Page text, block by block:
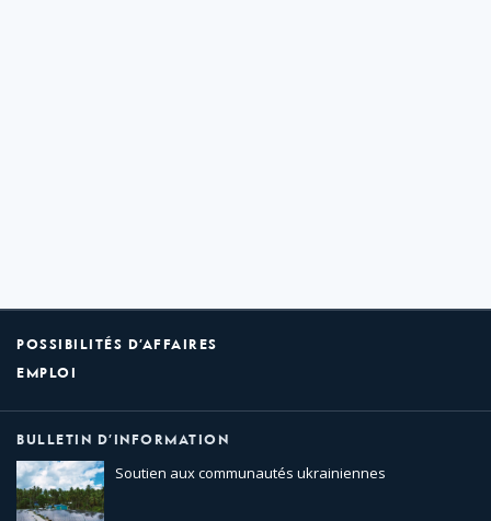
POSSIBILITÉS D’AFFAIRES
EMPLOI
BULLETIN D’INFORMATION
Soutien aux communautés ukrainiennes